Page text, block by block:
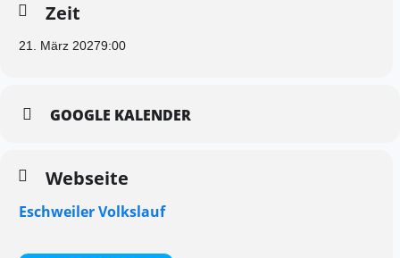
Zeit
21. März 20279:00
GOOGLE KALENDER
Webseite
Eschweiler Volkslauf